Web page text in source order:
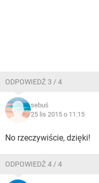
ODPOWIEDŹ 3 / 4
sebuś
25 lis 2015 o 11:15
No rzeczywiście, dzięki!
ODPOWIEDŹ 4 / 4